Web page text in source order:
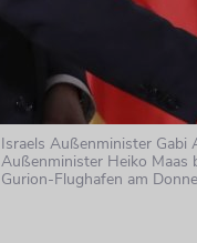
Israels Außenminister Gabi
Außenminister Heiko Maas
Gurion-Flughafen am